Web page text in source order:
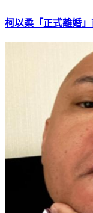
柯以柔「正式離婚